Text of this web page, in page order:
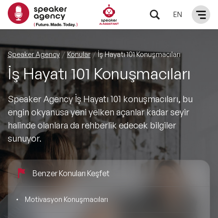
EN
KONUŞMACILAR
Yerel Konuşmacılar
Global Konuşmacılar
Exclusive Konuşmacılar
Tüm Konuşmacılar
KONULAR
Öne Çıkan Konular
Exclusive Konuşmacılarımız
Ünlü Konuşmacılar
ÇÖZÜMLER
Keynote & Konuşma
Master Class Workshop
INFLUENCER
HAKKIMIZDA
Biz Kimiz?
BLOG
Speaker Agency Konular İş Hayatı 101 Konuşmacıları
İş Hayatı 101 Konuşmacıları
Speaker Agency İş Hayatı 101 konuşmacıları, bu
engin okyanusa yeni yelken açanlar kadar seyir
halinde olanlara da rehberlik edecek bilgiler
sunuyor.
Benzer Konuları Keşfet
Motivasyon Konuşmacıları